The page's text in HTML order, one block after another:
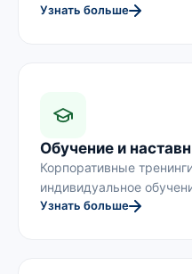
Узнать больше
Обучение и
Корпоративные
индивидуальное
Узнать больше